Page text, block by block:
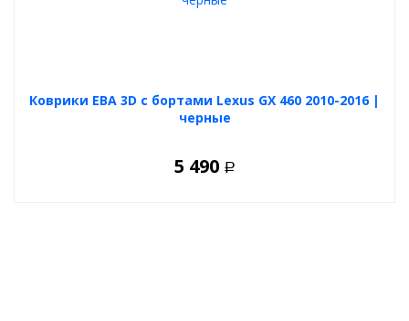
Коврики ЕВА 3D с бортами Lexus GX 460 2010-2016 |
черные
5 490 Р